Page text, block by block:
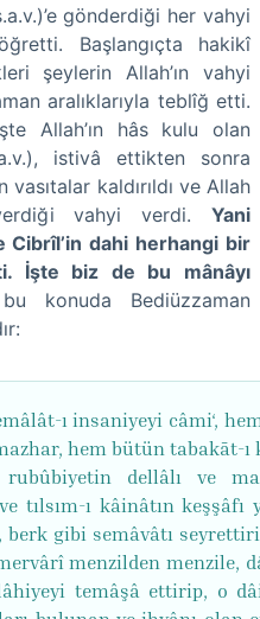
gönderdiği her vahyi
Başlangıçta hakikî
şeylerin Allah’ın vahyi
aralıklarıyla teblîğ etti.
Allah’ın hâs kulu olan
istivâ ettikten sonra
kaldırıldı ve Allah
vahyi verdi. Yani
Cibrîl’in dahi herhangi bir
İşte biz de bu mânâyı
konuda Bediüzzaman
ı insaniyeyi câmi‘,
hem bütün tabakāt-ı
dellâlı ve
tılsım-ı kâinâtın keşşâfı
gibi semâvâtı
menzilden menzile,
temâşâ ettirip, o